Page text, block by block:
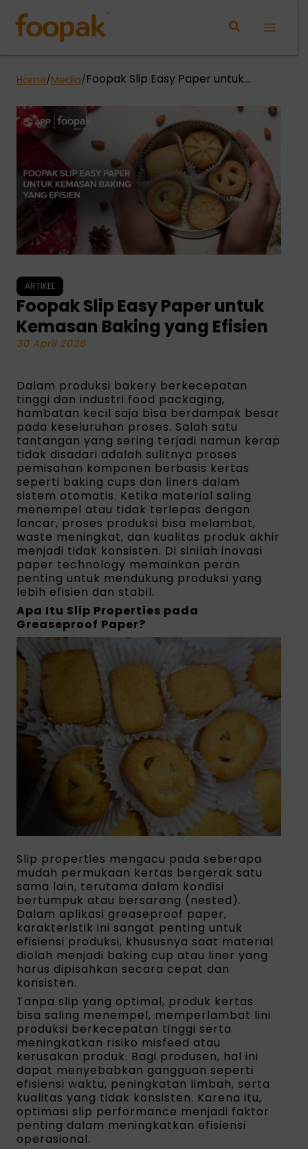
konten
Home/Media/Foopak Slip Easy Paper untuk
ARTIKEL
Foopak Slip Easy Paper untuk
Kemasan Baking yang Efisien
30 April 2026
Dalam produksi bakery berkecepatan
tinggi dan industri food packaging,
hambatan kecil saja bisa berdampak besar
pada keseluruhan proses. Salah satu
tantangan yang sering terjadi namun kerap
tidak disadari adalah sulitnya proses
pemisahan komponen berbasis kertas
seperti baking cups dan liners dalam
sistem otomatis. Ketika material saling
menempel atau tidak terlepas dengan
lancar, proses produksi bisa melambat,
waste meningkat, dan kualitas produk akhir
menjadi tidak konsisten. Di sinilah inovasi
paper technology memainkan peran
penting untuk mendukung produksi yang
lebih efisien dan stabil.
Apa Itu Slip Properties pada
Greaseproof Paper?
Slip properties mengacu pada seberapa
mudah permukaan kertas bergerak satu
sama lain, terutama dalam kondisi
bertumpuk atau bersarang (nested).
Dalam aplikasi greaseproof paper,
karakteristik ini sangat penting untuk
efisiensi produksi, khususnya saat material
diolah menjadi baking cup atau liner yang
harus dipisahkan secara cepat dan
konsisten.
Tanpa slip yang optimal, produk kertas
bisa saling menempel, memperlambat lini
produksi berkecepatan tinggi serta
meningkatkan risiko misfeed atau
kerusakan produk. Bagi produsen, hal ini
dapat menyebabkan gangguan seperti
efisiensi waktu, peningkatan limbah, serta
kualitas yang tidak konsisten. Karena itu,
optimasi slip performance menjadi faktor
penting dalam meningkatkan efisiensi
operasional.